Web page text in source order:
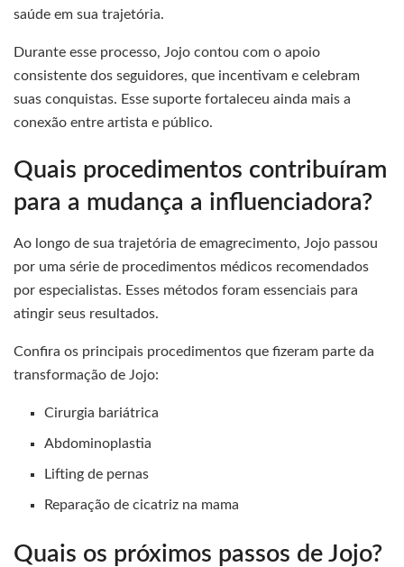
saúde em sua trajetória.
Durante esse processo, Jojo contou com o apoio
consistente dos seguidores, que incentivam e celebram
suas conquistas. Esse suporte fortaleceu ainda mais a
conexão entre artista e público.
Quais procedimentos contribuíram
para a mudança a influenciadora?
Ao longo de sua trajetória de emagrecimento, Jojo passou
por uma série de procedimentos médicos recomendados
por especialistas. Esses métodos foram essenciais para
atingir seus resultados.
Confira os principais procedimentos que fizeram parte da
transformação de Jojo:
Cirurgia bariátrica
Abdominoplastia
Lifting de pernas
Reparação de cicatriz na mama
Quais os próximos passos de Jojo?